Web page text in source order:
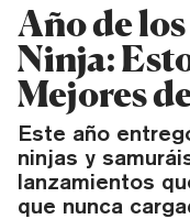
Año de
Ninja:
Mejores
Este año
ninjas y
lanzamientos
que nunca